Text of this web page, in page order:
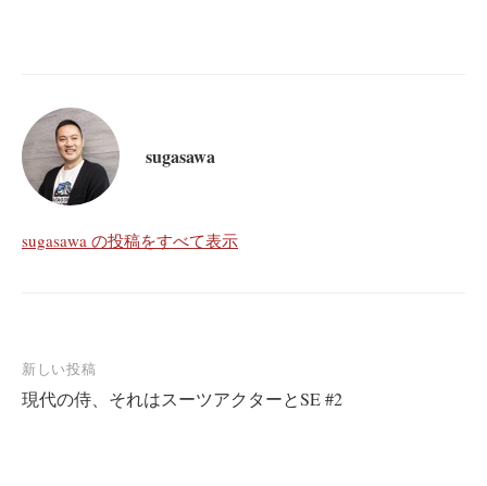
sugasawa
sugasawa の投稿をすべて表示
投
稿
新しい投稿
現代の侍、それはスーツアクターとSE #2